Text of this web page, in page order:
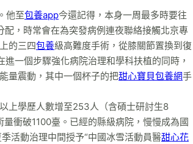
他至包養app今還記得，本身一周最多時要往
，時常會在為突發病例連夜聯絡接觸北京專
上的三四包養級高難度手術，從膝關節置換到復
一個步驟強化病院治理和學科扶植的同時，
量震動，其中一個杯子的把甜心寶貝包養網手
上學歷人數增至253人（含碩士研討生8
衝破1100臺。已經的縣級病院，慢慢成為國
活動治理中間授予“中國冰雪活動員醫甜心花